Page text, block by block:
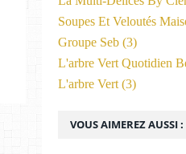
VOUS AIMEREZ AUSSI :
Soupes Et Veloutés
Groupe Seb (3)
L'arbre Vert Quotidien
L'arbre Vert (3)